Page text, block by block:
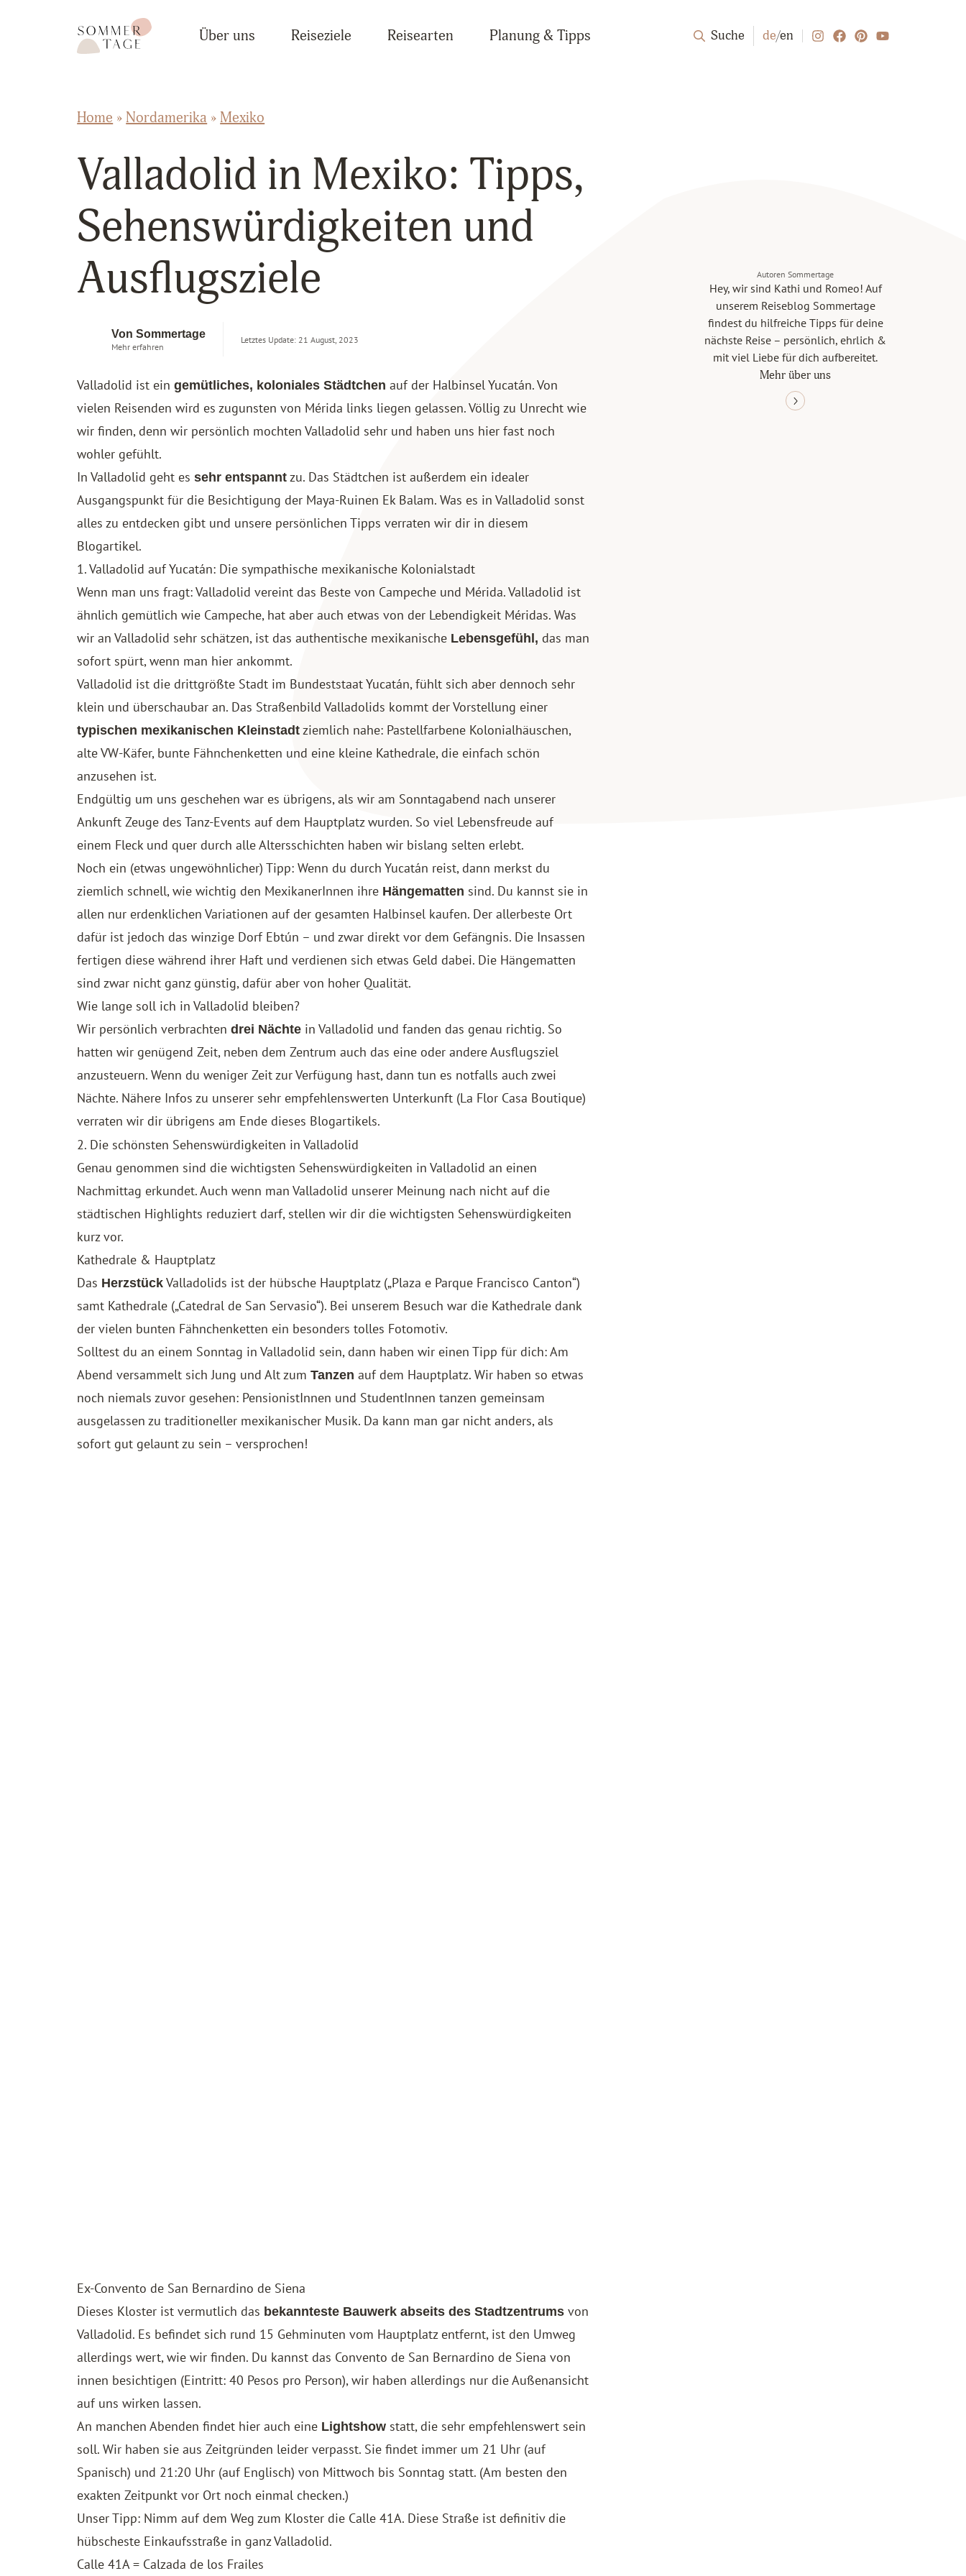
Sommertage - Der Reiseblog aus Österreich
Über uns Reiseziele Reisearten Planung & Tipps Suche de/en
Home » Nordamerika » Mexiko
Valladolid in Mexiko: Tipps,
Sehenswürdigkeiten und
Ausflugsziele
Von Sommertage
Mehr erfahren
Letztes Update: 21 August, 2023
Valladolid ist eingemütliches, koloniales Städtchen auf der Halbinsel Yucatán. Von
vielen Reisenden wird es zugunsten von Mérida links liegen gelassen. Völlig zu Unrecht wie
wir finden, denn wir persönlich mochten Valladolid sehr und haben uns hier fast noch
wohler gefühlt.
In Valladolid geht essehr entspannt zu. Das Städtchen ist außerdem ein idealer
Ausgangspunkt für die Besichtigung der Maya-Ruinen Ek Balam. Was es in Valladolid sonst
alles zu entdecken gibt und unsere persönlichen Tipps verraten wir dir in diesem
Blogartikel.
1. Valladolid auf Yucatán: Die sympathische mexikanische Kolonialstadt
Wenn man uns fragt: Valladolid vereint das Beste von Campeche und Mérida. Valladolid ist
ähnlich gemütlich wie Campeche, hat aber auch etwas von der Lebendigkeit Méridas. Was
wir an Valladolid sehr schätzen, ist das authentische mexikanische Lebensgefühl, das man
sofort spürt, wenn man hier ankommt.
Valladolid ist die drittgrößte Stadt im Bundeststaat Yucatán, fühlt sich aber dennoch sehr
klein und überschaubar an. Das Straßenbild Valladolids kommt der Vorstellung einer
typischen mexikanischen Kleinstadt ziemlich nahe: Pastellfarbene Kolonialhäuschen,
alte VW-Käfer, bunte Fähnchenketten und eine kleine Kathedrale, die einfach schön
anzusehen ist.
Endgültig um uns geschehen war es übrigens, als wir am Sonntagabend nach unserer
Ankunft Zeuge des Tanz-Events auf dem Hauptplatz wurden. So viel Lebensfreude auf
einem Fleck und quer durch alle Altersschichten haben wir bislang selten erlebt.
Noch ein (etwas ungewöhnlicher) Tipp: Wenn du durch Yucatán reist, dann merkst du
ziemlich schnell, wie wichtig den MexikanerInnen ihre Hängematten sind. Du kannst sie in
allen nur erdenklichen Variationen auf der gesamten Halbinsel kaufen. Der allerbeste Ort
dafür ist jedoch das winzige Dorf Ebtún – und zwar direkt vor dem Gefängnis. Die Insassen
fertigen diese während ihrer Haft und verdienen sich etwas Geld dabei. Die Hängematten
sind zwar nicht ganz günstig, dafür aber von hoher Qualität.
Wie lange soll ich in Valladolid bleiben?
Wir persönlich verbrachtendrei Nächte in Valladolid und fanden das genau richtig. So
hatten wir genügend Zeit, neben dem Zentrum auch das eine oder andere Ausflugsziel
anzusteuern. Wenn du weniger Zeit zur Verfügung hast, dann tun es notfalls auch zwei
Nächte. Nähere Infos zu unserer sehr empfehlenswerten Unterkunft (La Flor Casa Boutique)
verraten wir dir übrigens am Ende dieses Blogartikels.
2. Die schönsten Sehenswürdigkeiten in Valladolid
Genau genommen sind die wichtigsten Sehenswürdigkeiten in Valladolid an einen
Nachmittag erkundet. Auch wenn man Valladolid unserer Meinung nach nicht auf die
städtischen Highlights reduziert darf, stellen wir dir die wichtigsten Sehenswürdigkeiten
kurz vor.
Kathedrale & Hauptplatz
Das Herzstück Valladolids ist der hübsche Hauptplatz („Plaza e Parque Francisco Canton“)
samt Kathedrale („Catedral de San Servasio“). Bei unserem Besuch war die Kathedrale dank
der vielen bunten Fähnchenketten ein besonders tolles Fotomotiv.
Solltest du an einem Sonntag in Valladolid sein, dann haben wir einen Tipp für dich: Am
Abend versammelt sich Jung und Alt zumTanzen auf dem Hauptplatz. Wir haben so etwas
noch niemals zuvor gesehen: PensionistInnen und StudentInnen tanzen gemeinsam
ausgelassen zu traditioneller mexikanischer Musik. Da kann man gar nicht anders, als
sofort gut gelaunt zu sein – versprochen!
Ex-Convento de San Bernardino de Siena
Dieses Kloster ist vermutlich das bekannteste Bauwerk abseits des Stadtzentrums von
Valladolid. Es befindet sich rund 15 Gehminuten vom Hauptplatz entfernt, ist den Umweg
allerdings wert, wie wir finden. Du kannst das Convento de San Bernardino de Siena von
innen besichtigen (Eintritt: 40 Pesos pro Person), wir haben allerdings nur die Außenansicht
auf uns wirken lassen.
An manchen Abenden findet hier auch eine Lightshow statt, die sehr empfehlenswert sein
soll. Wir haben sie aus Zeitgründen leider verpasst. Sie findet immer um 21 Uhr (auf
Spanisch) und 21:20 Uhr (auf Englisch) von Mittwoch bis Sonntag statt. (Am besten den
exakten Zeitpunkt vor Ort noch einmal checken.)
Unser Tipp: Nimm auf dem Weg zum Kloster die Calle 41A. Diese Straße ist definitiv die
hübscheste Einkaufsstraße in ganz Valladolid.
Calle 41A = Calzada de los Frailes
Autoren Sommertage
Hey, wir sind Kathi und Romeo! Auf
unserem Reiseblog Sommertage
findest du hilfreiche Tipps für deine
nächste Reise – persönlich, ehrlich &
mit viel Liebe für dich aufbereitet.
Mehr über uns